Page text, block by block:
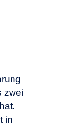
zwei
in